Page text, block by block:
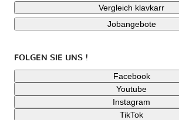
Vergleich klavkarr
Jobangebote
FOLGEN SIE UNS !
Facebook
Youtube
Instagram
TikTok